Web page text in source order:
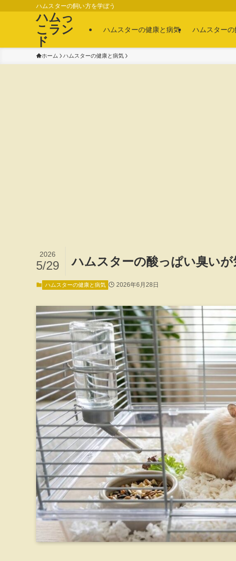
ハムスターの飼い方を学ぼう
ハムっ
こラン
ド
ハムスターの健康と病気 ハムスター
ホーム ハムスターの健康と病気
ハムスターの酸っぱい臭い
2026
5/29
ハムスターの健康と病気 2026年6月28日